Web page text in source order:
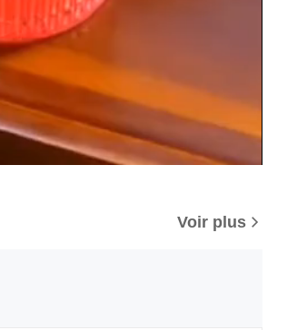
Voir plus